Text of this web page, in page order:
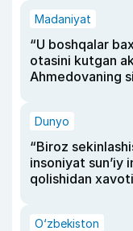
Madaniyat
“U boshqalar
otasini kutgan
Ahmedovaning
Dunyo
“Biroz
insoniyat sun’iy
qolishidan
O‘zbekiston